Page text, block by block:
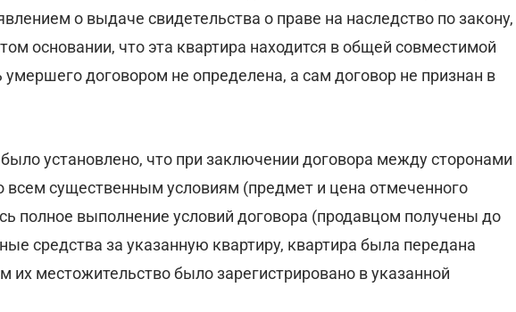
о выдаче свидетельства о праве на наследство по закону,
основании, что эта квартира находится в общей совместимой
умершего договором не определена, а сам договор не признан в
установлено, что при заключении договора между сторонами
всем существенным условиям (предмет и цена отмеченного
полное выполнение условий договора (продавцом получены до
средства за указанную квартиру, квартира была передана
их местожительство было зарегистрировано в указанной